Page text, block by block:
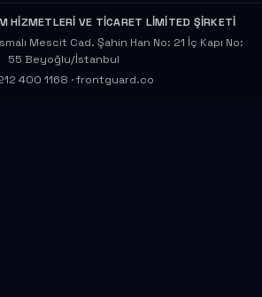
HİZMETLERİ VE TİCARET LİMİTED ŞİRKETİ
Mescit Cad. Şahin Han No: 21 İç Kapı No:
55 Beyoğlu/İstanbul
400 1168 ·frontguard.co